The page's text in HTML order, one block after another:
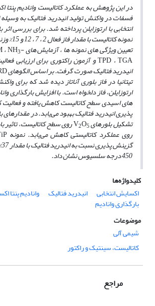
در این پژوهش به عملکرد کاتالیست وانادیم پنتا
فسفات در واکنش تولید انیدرید فتالیکبه
نمونه
تعیین ویژگی­ های نمونه­ ها ، آزمایش های ،NH3-
TPD ،TGA و آزمون راکتوری برای ارزیابی
انیدرید فتالیک صورت گرفت. بر اساس الگوهای
تیتانیا در فاز بلوری آناتاز دیده شد که برای
ارتوزایلن، فاز دلخواه است. با افزایش بارگذاری
های اسیدی سطح کاتالیست کاهش یافته و فعالیت
پذیری انیدرید فتالیک بهبود می‌یابد. در مقدارهای
تشکیل بلورهای V2O5 روی سطح کاتالیست، تاثیر
روی عملکرد کاتالیستی کاهش می‌یابد. نمونه
گزینش پذیری نسبت به انیدرید فتالیک با مقدار 37% در دمای
450 درجه سلسیوس نشان داد.
کلیدواژه‌ها
اکسایش انتخابی
انیدرید فتالیک وانادیم پنتا
بارگذاری وانادیم
موضوعات
شیمی آلی
کاتالیست، سینتیک و راکتور
مراجع